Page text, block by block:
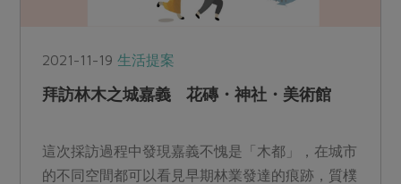
2021-11-19生活提案
拜訪林木之城嘉義 花磚・神社・美術館
這次採訪過程中發現嘉義不愧是「木都」，在城市
的不同空間都可以看見早期林業發達的痕跡，質樸